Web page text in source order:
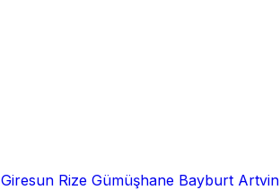
Giresun Rize Gümüşhane Bayburt Artvin